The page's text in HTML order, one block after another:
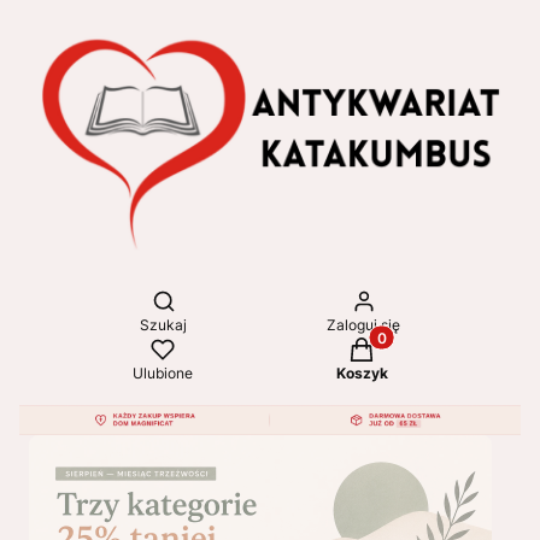
Otwórz wyszukiwarkę
Szukaj Zaloguj się
Ulubione
Produkty w koszyku:
Koszyk